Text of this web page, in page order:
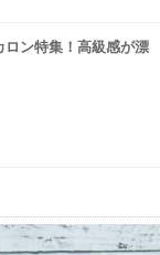
ロン特集！高級感が漂